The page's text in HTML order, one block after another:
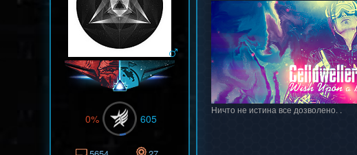
0% 605
Ничто не истина все дозволено. .